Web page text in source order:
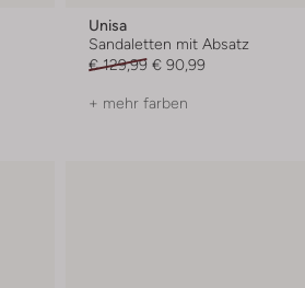
Unisa
Sandaletten mit Absatz
€ 129,99 € 90,99
+ mehr farben